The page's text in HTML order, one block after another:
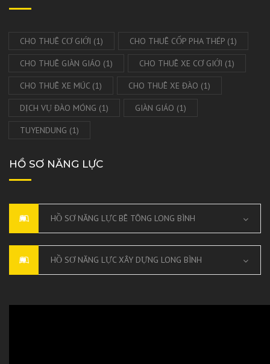
CHO THUÊ CƠ GIỚI (1) CHO THUÊ CỐP PHA THÉP (1)
CHO THUÊ GIÀN GIÁO (1) CHO THUÊ XE CƠ GIỚI (1)
CHO THUÊ XE MÚC (1) CHO THUÊ XE ĐÀO (1)
DỊCH VỤ ĐÀO MÓNG (1) GIÀN GIÁO (1)
TUYENDUNG (1)
HỒ SƠ NĂNG LỰC
HỒ SƠ NĂNG LỰC BÊ TÔNG LONG BÌNH
HỒ SƠ NĂNG LỰC XÂY DỰNG LONG BÌNH